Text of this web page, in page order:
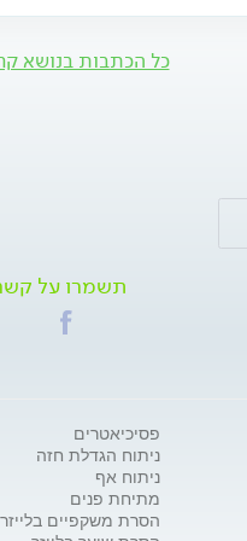
כל הכתבות בנושא
תשמרו על
פסיכיאטרים
ניתוח הגדלת חזה
ניתוח אף
מתיחת פנים
הסרת משקפיים בלייזר